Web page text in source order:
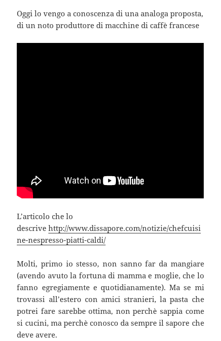
Oggi lo vengo a conoscenza di una analoga proposta,
di un noto produttore di macchine di caffè francese
L’articolo che lo
descrivehttp://www.dissapore.com/notizie/chefcuisi
ne-nespresso-piatti-caldi/
Molti, primo io stesso, non sanno far da mangiare
(avendo avuto la fortuna di mamma e moglie, che lo
fanno egregiamente e quotidianamente). Ma se mi
trovassi all’estero con amici stranieri, la pasta che
potrei fare sarebbe ottima, non perchè sappia come
si cucini, ma perchè conosco da sempre il sapore che
deve avere.